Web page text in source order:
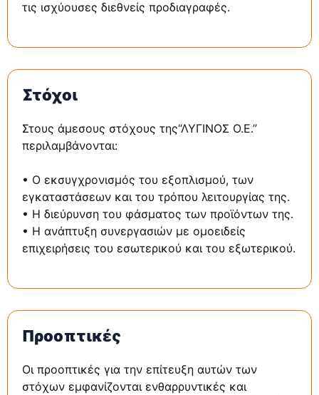
τις ισχύουσες διεθνείς προδιαγραφές.
Στόχοι
Στους άμεσους στόχους της“ΛΥΓΙΝΟΣ Ο.Ε.”
περιλαμβάνονται:
• Ο εκσυγχρονισμός του εξοπλισμού, των
εγκαταστάσεων και του τρόπου λειτουργίας της.
• Η διεύρυνση του φάσματος των προϊόντων της.
• Η ανάπτυξη συνεργασιών με ομοειδείς
επιχειρήσεις του εσωτερικού και του εξωτερικού.
Προοπτικές
Οι προοπτικές για την επίτευξη αυτών των
στόχων εμφανίζονται ενθαρρυντικές και